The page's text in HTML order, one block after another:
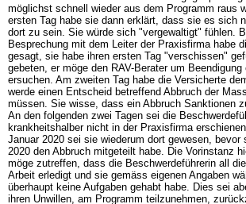
möglichst schnell wieder aus dem Programm raus
ersten Tag habe sie dann erklärt, dass sie es sich
dort zu sein. Sie würde sich "vergewaltigt" fühlen.
Besprechung mit dem Leiter der Praxisfirma habe
gesagt, sie habe ihren ersten Tag "verschissen"
gebeten, er möge den RAV-Berater um
ersuchen. Am zweiten Tag habe die Versicherte
werde einen Entscheid betreffend Abbruch der
müssen. Sie wisse, dass ein Abbruch Sanktionen
An den folgenden zwei Tagen sei die
krankheitshalber nicht in der Praxisfirma
Januar 2020 sei sie wiederum dort gewesen, bevor
2020 den Abbruch mitgeteilt habe. Die Vorinstanz
möge zutreffen, dass die Beschwerdeführerin all
Arbeit erledigt und sie gemäss eigenen Angaben
überhaupt keine Aufgaben gehabt habe. Dies sei
ihren Unwillen, am Programm teilzunehmen,